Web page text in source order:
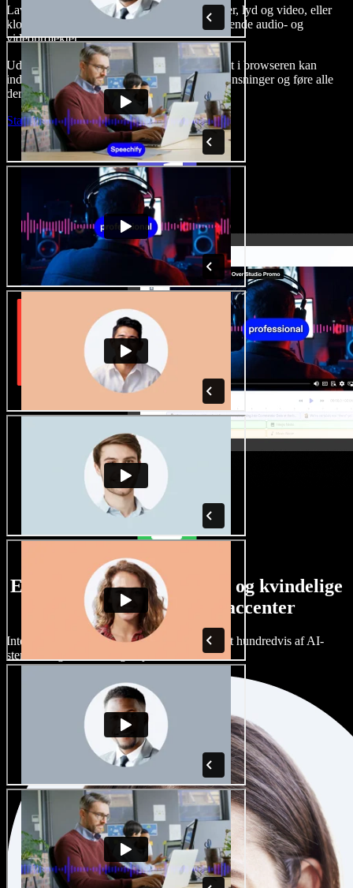
Lav voice-overs, tilføj royaltyfrie stockbilleder, lyd og video, eller
klon din stemme og skab komplette, imponerende audio- og
videoprojekter.
Uden indlæringskurve og med alt tilgængeligt i browseren kan
indholdsskabere slippe for traditionelle begrænsninger og føre alle
deres kreative idéer ud i livet.
Start Studio
Et stort udvalg af mandlige og kvindelige
stemmer i alverdens accenter
Intet projekt behøver at lyde ens. Vælg blandt hundredvis af AI-
stemmer og accenter, og finjuster dem.